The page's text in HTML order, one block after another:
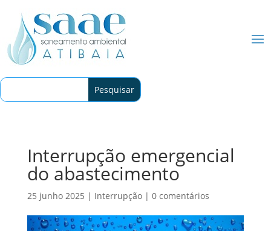
Interrupção emergencial
do abastecimento
25 junho 2025 | Interrupção| 0 comentários